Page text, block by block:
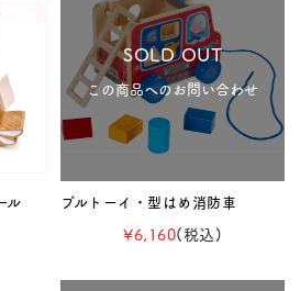
ル
SOLD OUT
この商品へのお問い合わせ
プルトーイ・型はめ消防車
¥6,160(税込)